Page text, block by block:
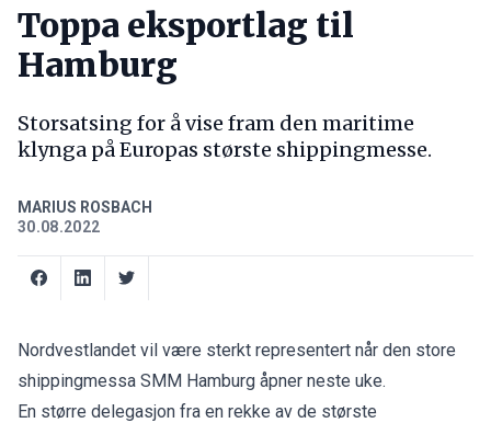
Toppa eksportlag til
Hamburg
Storsatsing for å vise fram den maritime
klynga på Europas største shippingmesse.
MARIUS ROSBACH
30.08.2022
Nordvestlandet vil være sterkt representert når den store
shippingmessa SMM Hamburg åpner neste uke.
En større delegasjon fra en rekke av de største